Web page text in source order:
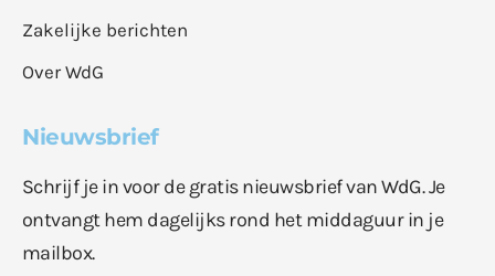
Zakelijke berichten
Over WdG
Nieuwsbrief
Schrijf je in voor de gratis nieuwsbrief van WdG. Je
ontvangt hem dagelijks rond het middaguur in je
mailbox.